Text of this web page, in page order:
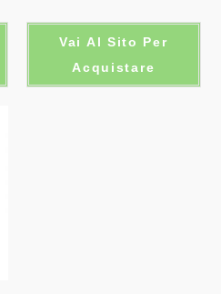
Vai Al Sito Per
Acquistare